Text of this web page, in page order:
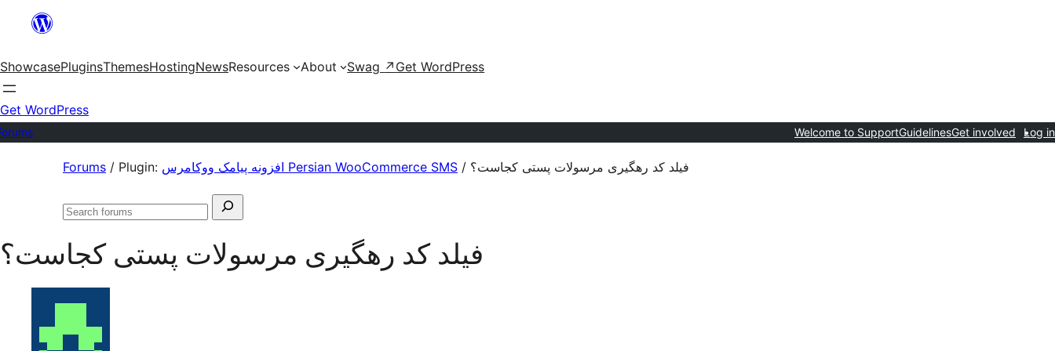
content
ShowcasePluginsThemesHostingNewsResources About Swag ↗ Get WordPress
Get WordPress
Welcome to SupportGuidelinesGet involved Log in
Forums / Plugin: افزونه پیامک ووکامرس Persian WooCommerce SMS / فیلد کد رهگیری مرسولات پستی کجاست؟
Search
Search
فیلد کد رهگیری مرسولات پستی کجاست؟